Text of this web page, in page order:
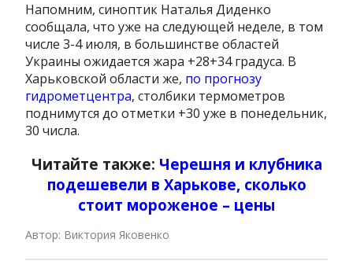
Напомним, синоптик Наталья Диденко
сообщала, что уже на следующей неделе, в том
числе 3-4 июля, в большинстве областей
Украины ожидается жара +28+34 градуса. В
Харьковской области же, по прогнозу
гидрометцентра, столбики термометров
поднимутся до отметки +30 уже в понедельник,
30 числа.
Читайте также: Черешня и клубника
подешевели в Харькове, сколько
стоит мороженое – цены
Автор: Виктория Яковенко